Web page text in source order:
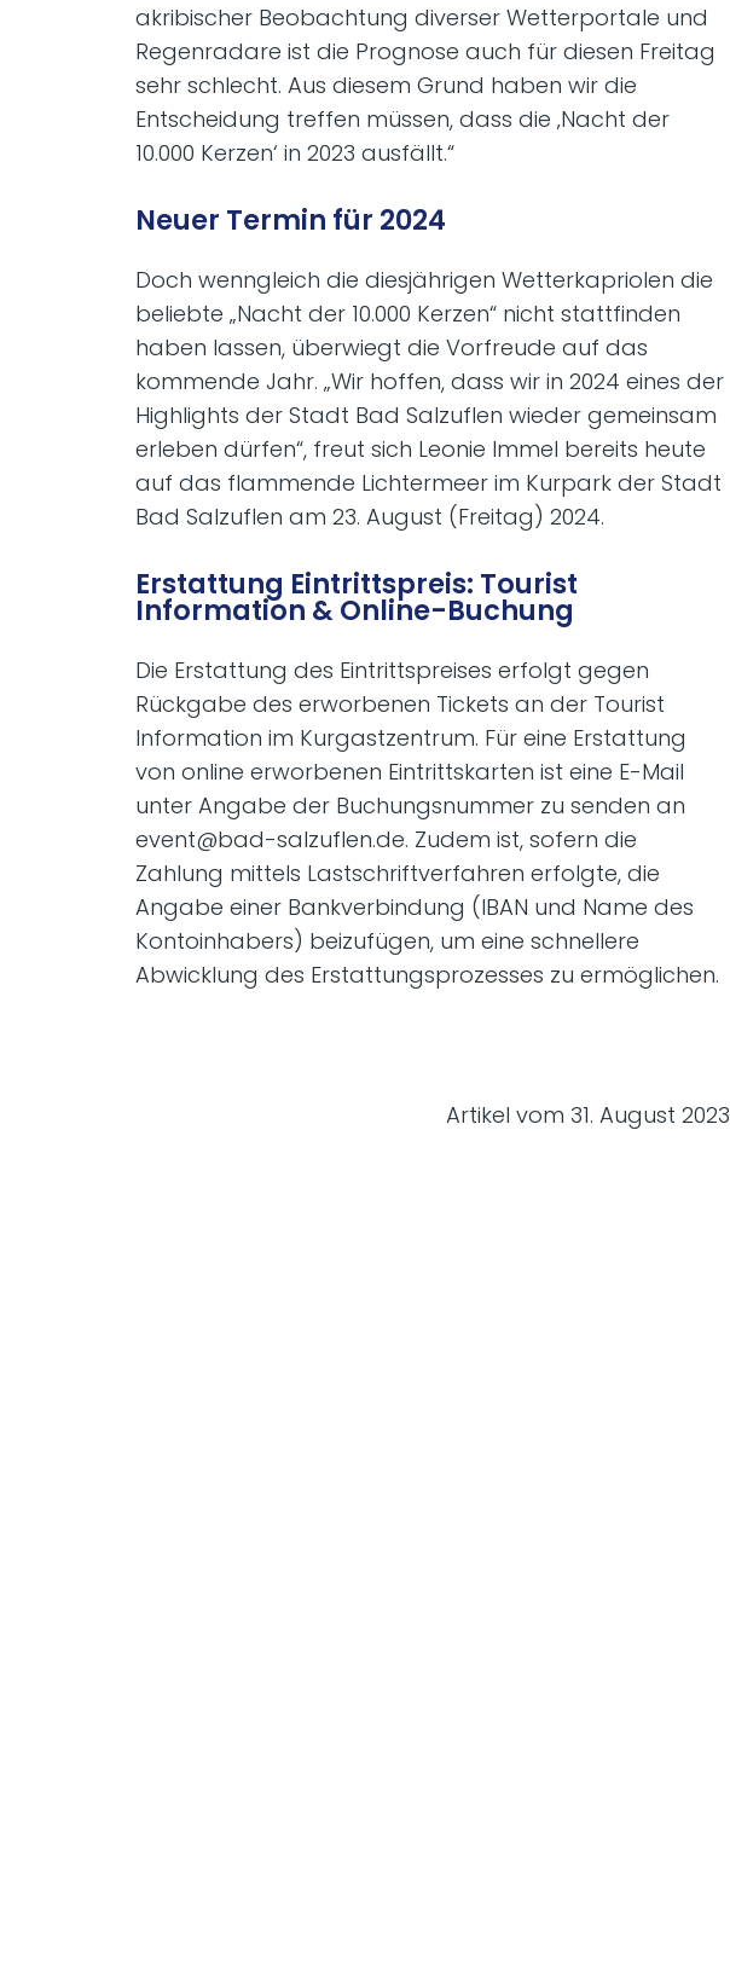
akribischer Beobachtung diverser Wetterportale und
Regenradare ist die Prognose auch für diesen Freitag
sehr schlecht. Aus diesem Grund haben wir die
Entscheidung treffen müssen, dass die ‚Nacht der
10.000 Kerzen‘ in 2023 ausfällt.“
Neuer Termin für 2024
Doch wenngleich die diesjährigen Wetterkapriolen die
beliebte „Nacht der 10.000 Kerzen“ nicht stattfinden
haben lassen, überwiegt die Vorfreude auf das
kommende Jahr. „Wir hoffen, dass wir in 2024 eines der
Highlights der Stadt Bad Salzuflen wieder gemeinsam
erleben dürfen“, freut sich Leonie Immel bereits heute
auf das flammende Lichtermeer im Kurpark der Stadt
Bad Salzuflen am 23. August (Freitag) 2024.
Erstattung Eintrittspreis: Tourist
Information & Online-Buchung
Die Erstattung des Eintrittspreises erfolgt gegen
Rückgabe des erworbenen Tickets an der Tourist
Information im Kurgastzentrum. Für eine Erstattung
von online erworbenen Eintrittskarten ist eine E-Mail
unter Angabe der Buchungsnummer zu senden an
event@bad-salzuflen.de. Zudem ist, sofern die
Zahlung mittels Lastschriftverfahren erfolgte, die
Angabe einer Bankverbindung (IBAN und Name des
Kontoinhabers) beizufügen, um eine schnellere
Abwicklung des Erstattungsprozesses zu ermöglichen.
Artikel vom 31. August 2023